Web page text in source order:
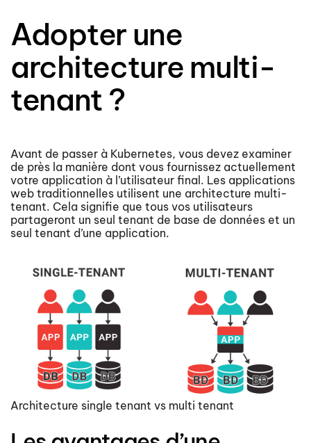
Adopter une
architecture multi-
tenant ?
Avant de passer à Kubernetes, vous devez examiner
de près la manière dont vous fournissez actuellement
votre application à l’utilisateur final. Les applications
web traditionnelles utilisent une architecture multi-
tenant. Cela signifie que tous vos utilisateurs
partageront un seul tenant de base de données et un
seul tenant d’une application.
Architecture single tenant vs multi tenant